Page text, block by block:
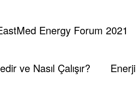
Energy Forum 2021
ve Nasıl Çalışır?